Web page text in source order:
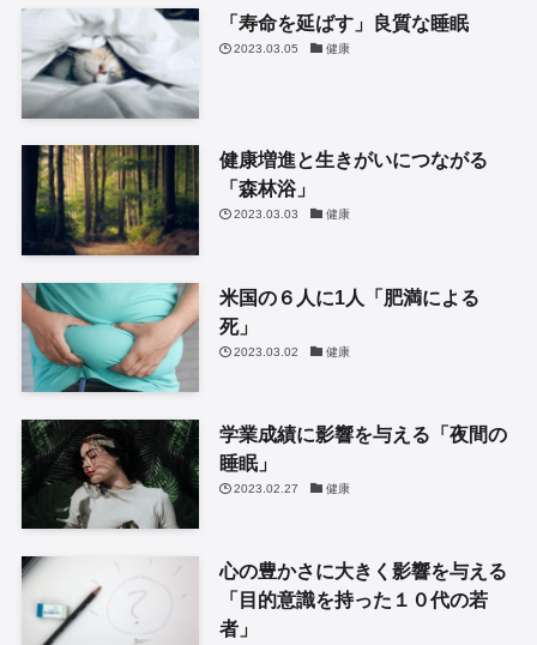
「寿命を延ばす」良質な睡眠
2023.03.05 健康
健康増進と生きがいにつながる
「森林浴」
2023.03.03 健康
米国の６人に1人「肥満による
死」
2023.03.02 健康
学業成績に影響を与える「夜間の
睡眠」
2023.02.27 健康
心の豊かさに大きく影響を与える
「目的意識を持った１０代の若
者」